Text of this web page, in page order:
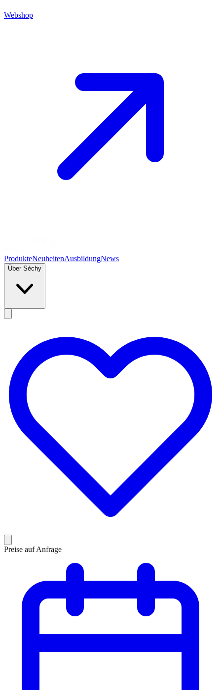
Webshop
ProdukteNeuheitenAusbildungNews
Über Séchy
Preise auf Anfrage